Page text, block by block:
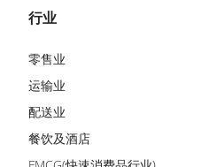
行业
零售业
运输业
配送业
餐饮及酒店